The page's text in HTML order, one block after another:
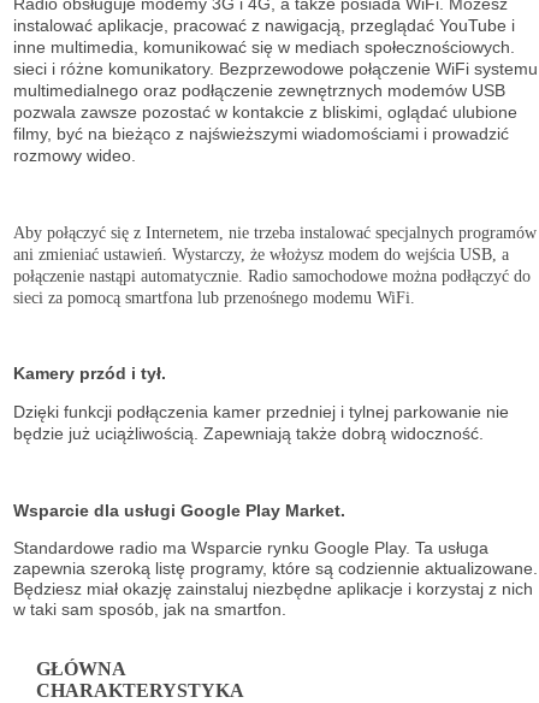
Radio obsługuje modemy 3G i 4G, a także posiada WiFi. Możesz
instalować aplikacje, pracować z nawigacją, przeglądać YouTube i
inne multimedia, komunikować się w mediach społecznościowych.
sieci i różne komunikatory. Bezprzewodowe połączenie WiFi systemu
multimedialnego oraz podłączenie zewnętrznych modemów USB
pozwala zawsze pozostać w kontakcie z bliskimi, oglądać ulubione
filmy, być na bieżąco z najświeższymi wiadomościami i prowadzić
rozmowy wideo.
Aby połączyć się z Internetem, nie trzeba instalować specjalnych programów
ani zmieniać ustawień. Wystarczy, że włożysz modem do wejścia USB, a
połączenie nastąpi automatycznie. Radio samochodowe można podłączyć do
sieci za pomocą smartfona lub przenośnego modemu WiFi.
Kamery przód i tył.
Dzięki funkcji podłączenia kamer przedniej i tylnej parkowanie nie
będzie już uciążliwością. Zapewniają także dobrą widoczność.
Wsparcie dla usługi Google Play Market.
Standardowe radio ma Wsparcie rynku Google Play. Ta usługa
zapewnia szeroką listę programy, które są codziennie aktualizowane.
Będziesz miał okazję zainstaluj niezbędne aplikacje i korzystaj z nich
w taki sam sposób, jak na smartfon.
GŁÓWNA
CHARAKTERYSTYKA